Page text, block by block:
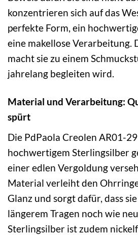
konzentrieren sich auf das
perfekte Form, ein
eine makellose Verarbeitung.
macht sie zu einem
jahrelang begleiten wird.
Material und Verarbeitung:
spürt
Die PdPaola Creolen AR01-
hochwertigem Sterlingsilber
einer edlen Vergoldung
Material verleiht den
Glanz und sorgt dafür, dass
längerem Tragen noch wie
Sterlingsilber ist zudem